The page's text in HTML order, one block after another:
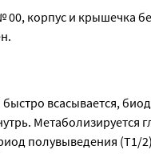
сократимость
При острых и
способствует
и дистрофической
корпус и крышечка
всасывается,
полувыведения (T1/